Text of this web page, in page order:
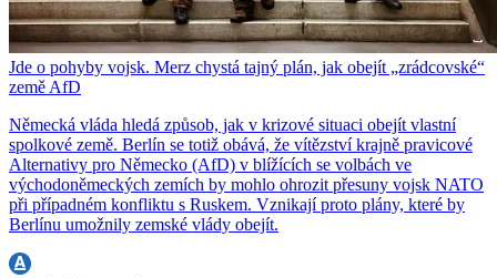
Jde o pohyby vojsk. Merz chystá tajný plán, jak obejít „zrádcovské“
země AfD
Německá vláda hledá způsob, jak v krizové situaci obejít vlastní
spolkové země. Berlín se totiž obává, že vítězství krajně pravicové
Alternativy pro Německo (AfD) v blížících se volbách ve
východoněmeckých zemích by mohlo ohrozit přesuny vojsk NATO
při případném konfliktu s Ruskem. Vznikají proto plány, které by
Berlínu umožnily zemské vlády obejít.